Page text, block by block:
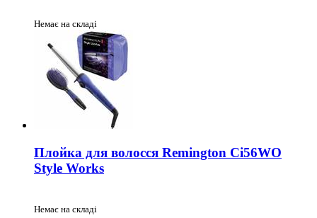
Немає на складі
Плойка для волосся Remington Ci56WO
Style Works
Немає на складі